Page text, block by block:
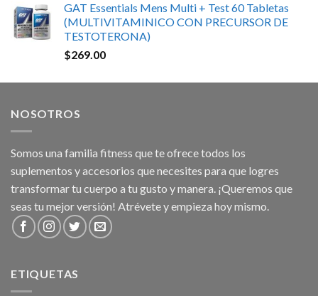
GAT Essentials Mens Multi + Test 60 Tabletas
(MULTIVITAMINICO CON PRECURSOR DE
TESTOTERONA)
$269.00
NOSOTROS
Somos una familia fitness que te ofrece todos los
suplementos y accesorios que necesites para que logres
transformar tu cuerpo a tu gusto y manera. ¡Queremos que
seas tu mejor versión! Atrévete y empieza hoy mismo.
ETIQUETAS